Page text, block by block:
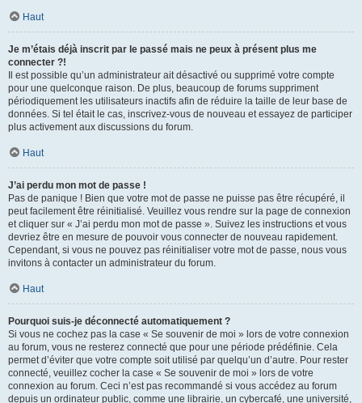
Haut
Je m’étais déjà inscrit par le passé mais ne peux à présent plus me
connecter ?!
Il est possible qu’un administrateur ait désactivé ou supprimé votre compte
pour une quelconque raison. De plus, beaucoup de forums suppriment
périodiquement les utilisateurs inactifs afin de réduire la taille de leur base de
données. Si tel était le cas, inscrivez-vous de nouveau et essayez de participer
plus activement aux discussions du forum.
Haut
J’ai perdu mon mot de passe !
Pas de panique ! Bien que votre mot de passe ne puisse pas être récupéré, il
peut facilement être réinitialisé. Veuillez vous rendre sur la page de connexion
et cliquer sur « J’ai perdu mon mot de passe ». Suivez les instructions et vous
devriez être en mesure de pouvoir vous connecter de nouveau rapidement.
Cependant, si vous ne pouvez pas réinitialiser votre mot de passe, nous vous
invitons à contacter un administrateur du forum.
Haut
Pourquoi suis-je déconnecté automatiquement ?
Si vous ne cochez pas la case « Se souvenir de moi » lors de votre connexion
au forum, vous ne resterez connecté que pour une période prédéfinie. Cela
permet d’éviter que votre compte soit utilisé par quelqu’un d’autre. Pour rester
connecté, veuillez cocher la case « Se souvenir de moi » lors de votre
connexion au forum. Ceci n’est pas recommandé si vous accédez au forum
depuis un ordinateur public, comme une librairie, un cybercafé, une université,